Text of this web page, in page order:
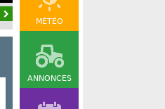
MÉTÉO
ANNONCES